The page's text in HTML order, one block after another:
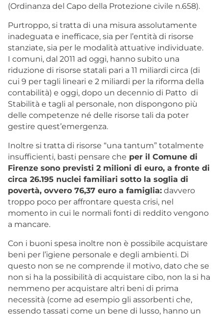
(Ordinanza del Capo della Protezione civile n.658).
Purtroppo, si tratta di una misura assolutamente
inadeguata e inefficace, sia per l’entità di risorse
stanziate, sia per le modalità attuative individuate.
I comuni, dal 2011 ad oggi, hanno subito una
riduzione di risorse statali pari a 11 miliardi circa (di
cui 9 per tagli lineari e 2 miliardi per la riforma della
contabilità) e oggi, dopo un decennio di Patto di
Stabilità e tagli al personale, non dispongono più
delle competenze né delle risorse tali da poter
gestire quest’emergenza.
Inoltre si tratta di risorse “una tantum” totalmente
insufficienti, basti pensare che per il Comune di
Firenze sono previsti 2 milioni di euro, a fronte di
circa 26.195 nuclei familiari sotto la soglia di
povertà, ovvero 76,37 euro a famiglia: davvero
troppo poco per affrontare questa crisi, nel
momento in cui le normali fonti di reddito vengono
a mancare.
Con i buoni spesa inoltre non è possibile acquistare
beni per l’igiene personale e degli ambienti. Di
questo non se ne comprende il motivo, dato che se
non si ha la possibilità di acquistare cibo, non la si ha
nemmeno per acquistare altri beni di prima
necessità (come ad esempio gli assorbenti che,
essendo tassati come un bene di lusso, hanno un